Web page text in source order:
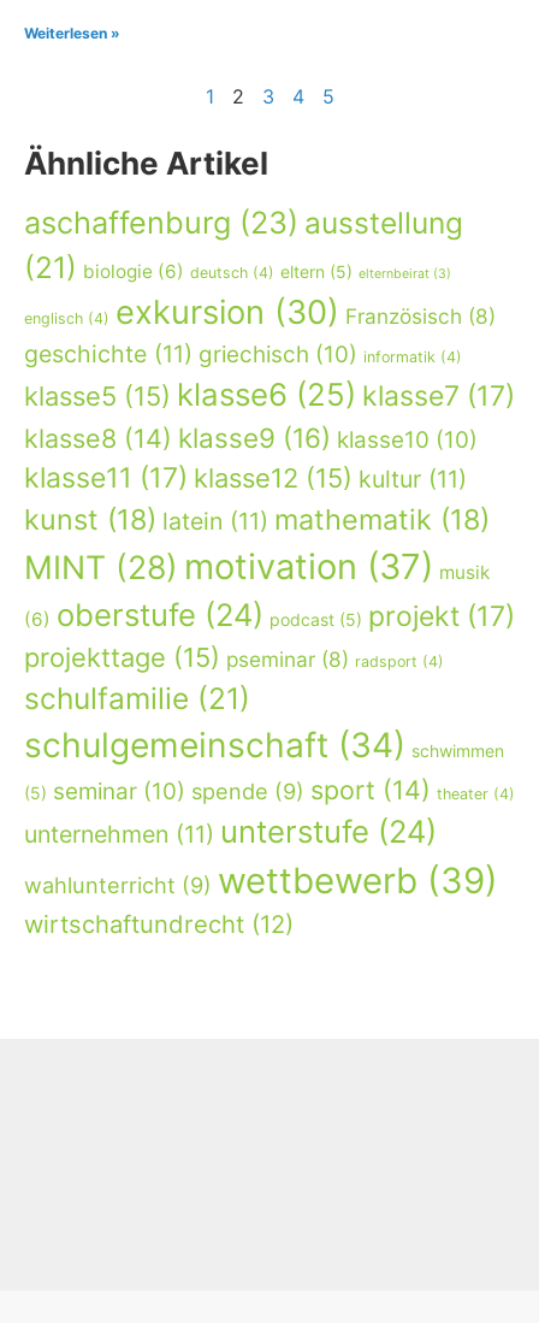
Weiterlesen »
1 2 3 4 5
Ähnliche Artikel
aschaffenburg (23) ausstellung
(21) biologie (6) deutsch (4) eltern (5) elternbeirat (3)
englisch (4) exkursion (30) Französisch (8)
geschichte (11) griechisch (10) informatik (4)
klasse5 (15) klasse6 (25) klasse7 (17)
klasse8 (14) klasse9 (16) klasse10 (10)
klasse11 (17) klasse12 (15) kultur (11)
kunst (18) latein (11) mathematik (18)
MINT (28) motivation (37) musik
(6) oberstufe (24) podcast (5) projekt (17)
projekttage (15) pseminar (8) radsport (4)
schulfamilie (21)
schulgemeinschaft (34) schwimmen
(5) seminar (10) spende (9) sport (14) theater (4)
unternehmen (11) unterstufe (24)
wahlunterricht (9) wettbewerb (39)
wirtschaftundrecht (12)